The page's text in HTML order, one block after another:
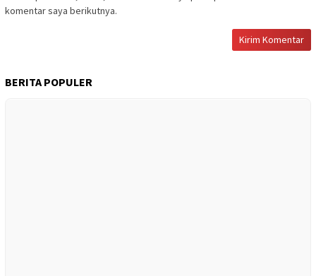
komentar saya berikutnya.
BERITA POPULER